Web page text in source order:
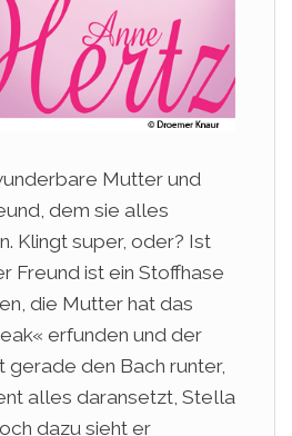
Mutter und
dem sie alles
Klingt super, oder? Ist
Freund ist ein Stoffhase
die Mutter hat das
erfunden und der
gerade den Bach runter,
alles daransetzt, Stella
dazu sieht er